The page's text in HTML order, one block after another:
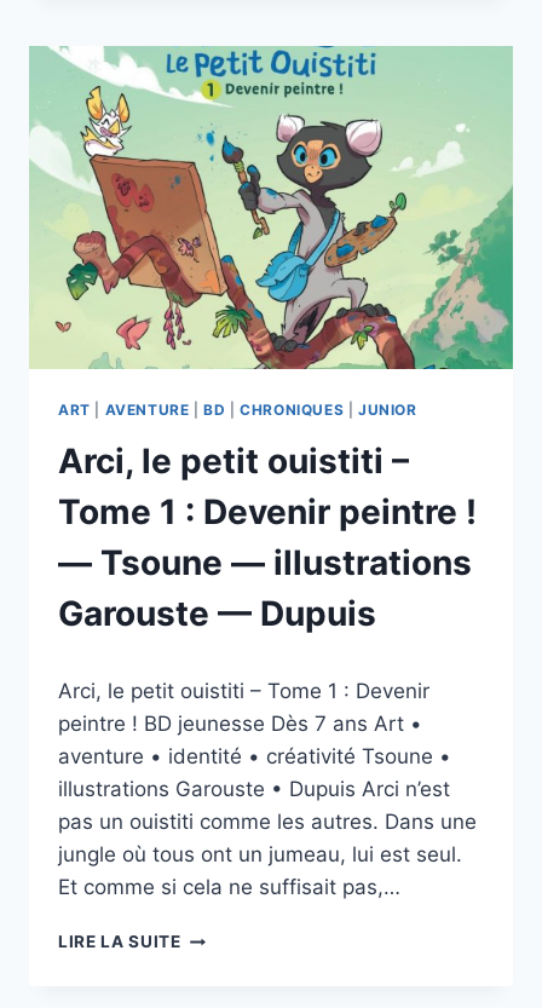
SAULES
DE
MICHEL
PLESSIX
DELCOURT
ART AVENTURE |BD |CHRONIQUES JUNIOR
Arci, le petit ouistiti –
Tome 1 : Devenir peintre !
— Tsoune — illustrations
Garouste — Dupuis
esther.vernier@gmail.com
Arci, le petit ouistiti – Tome 1 : Devenir
peintre ! BD jeunesse Dès 7 ans Art •
aventure • identité • créativité Tsoune •
illustrations Garouste • Dupuis Arci n’est
pas un ouistiti comme les autres. Dans une
jungle où tous ont un jumeau, lui est seul.
Et comme si cela ne suffisait pas,…
LIRE LA SUITEARCI,